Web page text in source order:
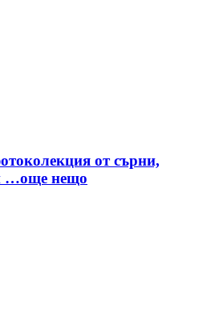
от сърни,
…още нещо